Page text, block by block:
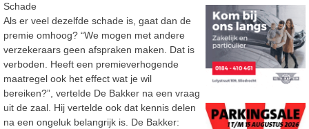
Schade
Als er veel dezelfde schade is, gaat dan de
premie omhoog? “We mogen met andere
verzekeraars geen afspraken maken. Dat is
verboden. Heeft een premieverhogende
maatregel ook het effect wat je wil
bereiken?”, vertelde De Bakker na een vraag
uit de zaal. Hij vertelde ook dat kennis delen
na een ongeluk belangrijk is. De Bakker: